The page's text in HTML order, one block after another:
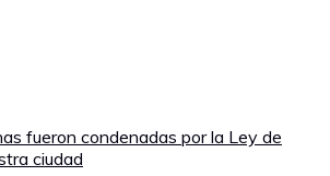
fueron condenadas por la Ley de
ciudad